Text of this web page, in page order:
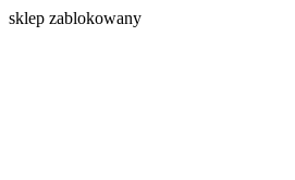
sklep zablokowany